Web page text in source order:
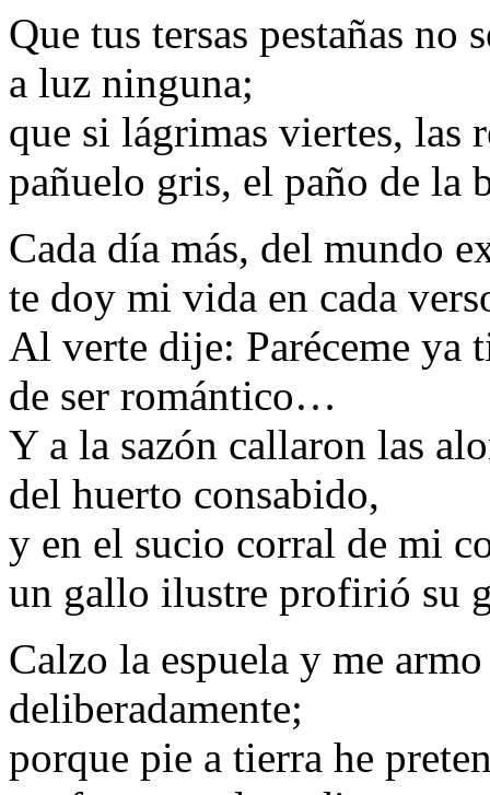
Que tus tersas pestañas no
a luz ninguna;
que si lágrimas viertes, las
pañuelo gris, el paño de la
Cada día más, del mundo
te doy mi vida en cada
Al verte dije: Paréceme ya
de ser romántico…
Y a la sazón callaron las
del huerto consabido,
y en el sucio corral de mi
un gallo ilustre profirió su
Calzo la espuela y me
deliberadamente;
porque pie a tierra he